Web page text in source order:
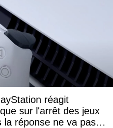
réagit
sur l'arrêt des jeux
la réponse ne va pas